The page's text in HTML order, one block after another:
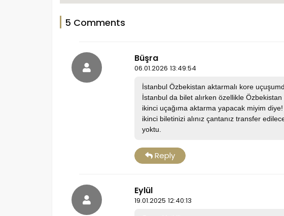
5 Comments
Büşra
06.01.2026 13:49:54
İstanbul Özbekistan aktarmalı kore
İstanbul da bilet alırken özellikle
ikinci uçağıma aktarma yapacak miyim
ikinci biletinizi alınız çantanız transfer
yoktu.
Reply
Eylül
19.01.2025 12:40:13